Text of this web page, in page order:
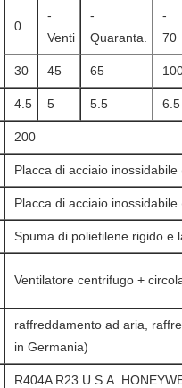
0
-
Venti
-
Quaranta.
-
70
30 45 65
4.5 5 5.5 6.5
200
Placca di acciaio inossidabile
Placca di acciaio inossidabile
Spuma di polietilene rigido e
Ventilatore centrifugo +
raffreddamento ad aria,
in Germania)
R404A R23 U.S.A.